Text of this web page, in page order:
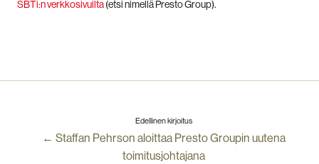
SBTi:n verkkosivuilta(etsi nimellä Presto Group).
Edellinen kirjoitus
← Staffan Pehrson aloittaa Presto Groupin uutena
toimitusjohtajana